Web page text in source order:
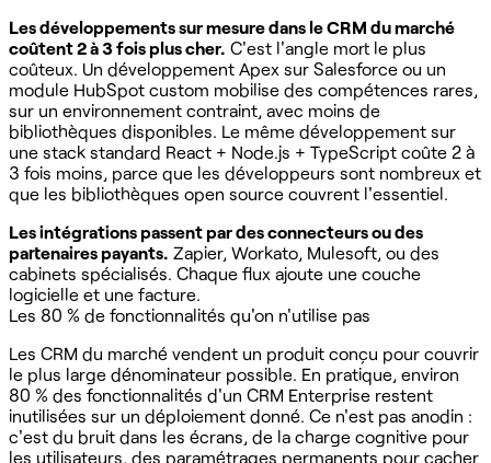
Les développements sur mesure dans le CRM du marché
coûtent 2 à 3 fois plus cher. C'est l'angle mort le plus
coûteux. Un développement Apex sur Salesforce ou un
module HubSpot custom mobilise des compétences rares,
sur un environnement contraint, avec moins de
bibliothèques disponibles. Le même développement sur
une stack standard React + Node.js + TypeScript coûte 2 à
3 fois moins, parce que les développeurs sont nombreux et
que les bibliothèques open source couvrent l'essentiel.
Les intégrations passent par des connecteurs ou des
partenaires payants. Zapier, Workato, Mulesoft, ou des
cabinets spécialisés. Chaque flux ajoute une couche
logicielle et une facture.
Les 80 % de fonctionnalités qu'on n'utilise pas
Les CRM du marché vendent un produit conçu pour couvrir
le plus large dénominateur possible. En pratique, environ
80 % des fonctionnalités d'un CRM Enterprise restent
inutilisées sur un déploiement donné. Ce n'est pas anodin :
c'est du bruit dans les écrans, de la charge cognitive pour
les utilisateurs, des paramétrages permanents pour cacher